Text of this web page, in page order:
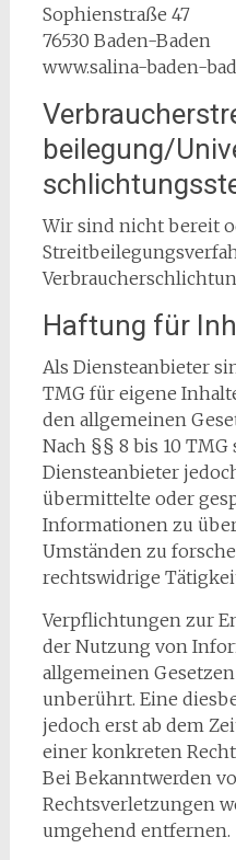
Sophienstraße 47
76530 Baden-Baden
www.salina-baden-
beilegung/
Wir sind nicht bereit
Haftung für
Als Diensteanbieter
TMG für eigene
den allgemeinen
Nach §§ 8 bis 10 TMG
Diensteanbieter
übermittelte oder
Informationen zu
Umständen zu
rechtswidrige
Verpflichtungen zur
der Nutzung von
allgemeinen
unberührt. Eine
jedoch erst ab dem
einer konkreten
Bei Bekanntwerden
Rechtsverletzungen
umgehend entfernen.